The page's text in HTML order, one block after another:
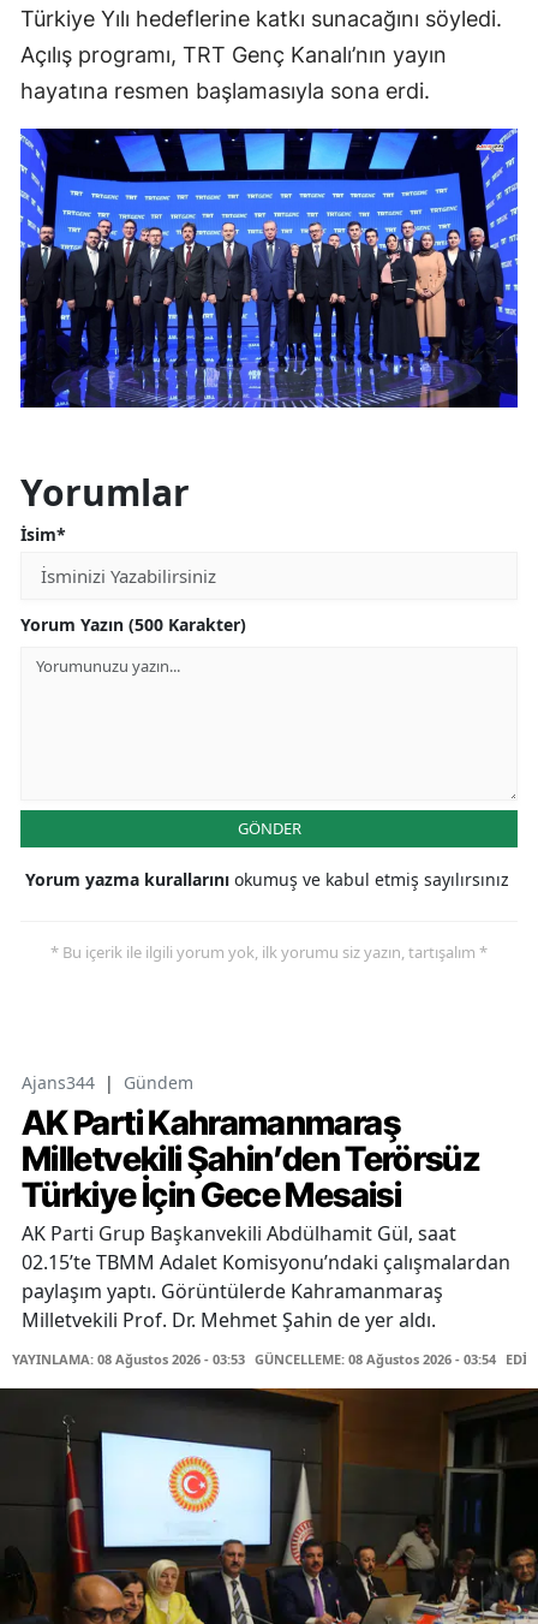
Türkiye Yılı hedeflerine katkı sunacağını söyledi.
Açılış programı, TRT Genç Kanalı’nın yayın
hayatına resmen başlamasıyla sona erdi.
Yorumlar
İsim*
Yorum Yazın (500 Karakter)
GÖNDER
Yorum yazma kurallarını okumuş ve kabul etmiş sayılırsınız
* Bu içerik ile ilgili yorum yok, ilk yorumu siz yazın, tartışalım *
Ajans344 | Gündem
AK Parti Kahramanmaraş
Milletvekili Şahin’den Terörsüz
Türkiye İçin Gece Mesaisi
AK Parti Grup Başkanvekili Abdülhamit Gül, saat
02.15’te TBMM Adalet Komisyonu’ndaki çalışmalardan
paylaşım yaptı. Görüntülerde Kahramanmaraş
Milletvekili Prof. Dr. Mehmet Şahin de yer aldı.
YAYINLAMA: 08 Ağustos 2026 - 03:53 GÜNCELLEME: 08 Ağustos 2026 - 03:54